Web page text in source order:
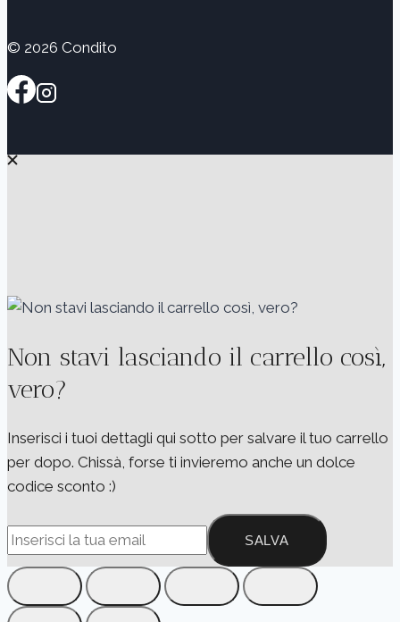
© 2026 Condito
Non stavi lasciando il carrello così,
vero?
Inserisci i tuoi dettagli qui sotto per salvare il tuo carrello
per dopo. Chissà, forse ti invieremo anche un dolce
codice sconto :)
SALVA